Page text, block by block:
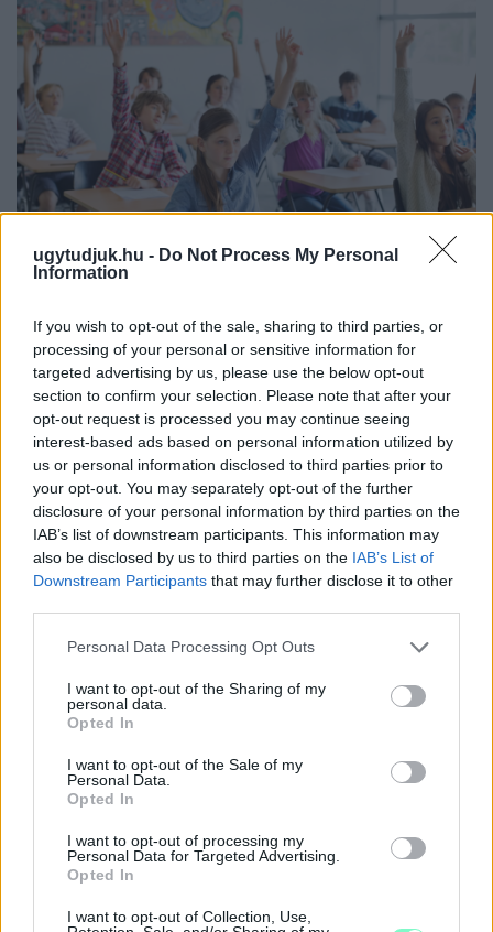
ugytudjuk.hu - Do Not Process My Personal
Information
If you wish to opt-out of the sale, sharing to third parties, or
processing of your personal or sensitive information for
targeted advertising by us, please use the below opt-out
section to confirm your selection. Please note that after your
opt-out request is processed you may continue seeing
interest-based ads based on personal information utilized by
us or personal information disclosed to third parties prior to
your opt-out. You may separately opt-out of the further
disclosure of your personal information by third parties on the
IAB’s list of downstream participants. This information may
also be disclosed by us to third parties on the IAB’s List of
Downstream Participants that may further disclose it to other
Please note that this website/app uses one or more Google
not limited to your visit or usage behaviour. You may click to
grant or deny consent to Google and its third-party tags to
use your data for below specified purposes in below Google
consent section.
Personal Data Processing Opt Outs
I want to opt-out of the Sharing of my
personal data.
Opted In
I want to opt-out of the Sale of my
Personal Data.
Opted In
I want to opt-out of processing my
Personal Data for Targeted Advertising.
Opted In
I want to opt-out of Collection, Use,
KÉT RÉSZLETBEN ÉRKEZIK A 100 EZER FORINTOS
ISKOLAKEZDÉSI TÁMOGATÁS, AMIT NEM KELL KÜLÖN
IGÉNYELNI
Az első 50 ezer forintot még a tanévkezdés előtt folyósítja a
Magyar Államkincstár, a második részlet novemberben, utalvány
formájában érkezik.
1 hozzászólás